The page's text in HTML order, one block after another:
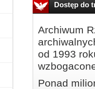
Dostęp do
Archiwum
od 1993
Ponad